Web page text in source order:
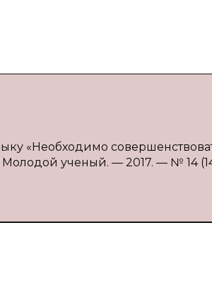
«Необходимо
Молодой ученый. — 2017. — № 14